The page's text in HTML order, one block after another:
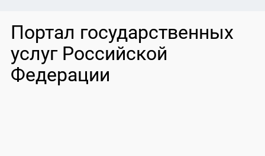
Портал государственных
услуг Российской
Федерации